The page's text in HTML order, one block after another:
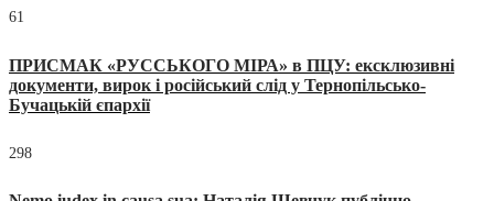
61
ПРИСМАК «РУССЬКОГО МІРА» в ПЦУ: ексклюзивні
документи, вирок і російський слід у Тернопільсько-
Бучацькій єпархії
298